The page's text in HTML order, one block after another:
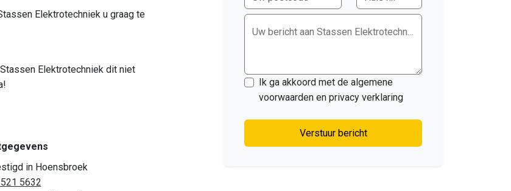
Elektrotechniek u graag te
Elektrotechniek dit niet
in Hoensbroek
5632
Uw bericht aan Stassen Elektrotechniek
Ik ga akkoord met de algemene
voorwaarden en privacy verklaring
Verstuur bericht